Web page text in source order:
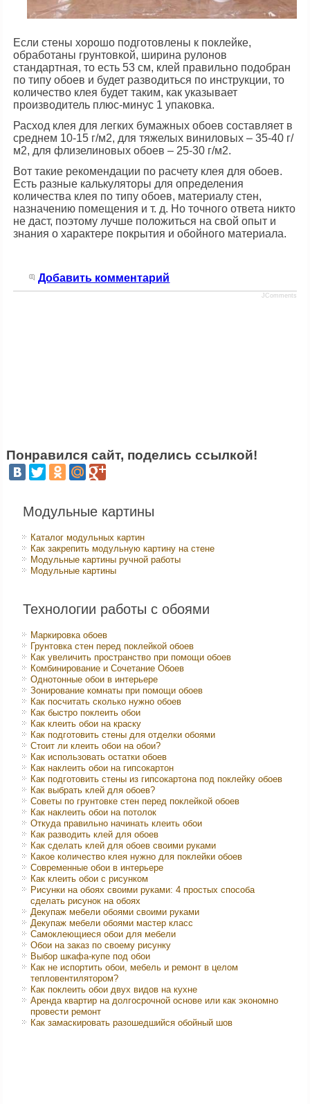
Если стены хорошо подготовлены к поклейке,
обработаны грунтовкой, ширина рулонов
стандартная, то есть 53 см, клей правильно подобран
по типу обоев и будет разводиться по инструкции, то
количество клея будет таким, как указывает
производитель плюс-минус 1 упаковка.
Расход клея для легких бумажных обоев составляет в
среднем 10-15 г/м2, для тяжелых виниловых – 35-40 г/
м2, для флизелиновых обоев – 25-30 г/м2.
Вот такие рекомендации по расчету клея для обоев.
Есть разные калькуляторы для определения
количества клея по типу обоев, материалу стен,
назначению помещения и т. д. Но точного ответа никто
не даст, поэтому лучше положиться на свой опыт и
знания о характере покрытия и обойного материала.
Добавить комментарий
JComments
Понравился сайт, поделись ссылкой!
Модульные картины
Каталог модульных картин
Как закрепить модульную картину на стене
Модульные картины ручной работы
Модульные картины
Технологии работы с обоями
Маркировка обоев
Грунтовка стен перед поклейкой обоев
Как увеличить пространство при помощи обоев
Комбинирование и Сочетание Обоев
Однотонные обои в интерьере
Зонирование комнаты при помощи обоев
Как посчитать сколько нужно обоев
Как быстро поклеить обои
Как клеить обои на краску
Как подготовить стены для отделки обоями
Стоит ли клеить обои на обои?
Как использовать остатки обоев
Как наклеить обои на гипсокартон
Как подготовить стены из гипсокартона под поклейку обоев
Как выбрать клей для обоев?
Советы по грунтовке стен перед поклейкой обоев
Как наклеить обои на потолок
Откуда правильно начинать клеить обои
Как разводить клей для обоев
Как сделать клей для обоев своими руками
Какое количество клея нужно для поклейки обоев
Современные обои в интерьере
Как клеить обои с рисунком
Рисунки на обоях своими руками: 4 простых способа
сделать рисунок на обоях
Декупаж мебели обоями своими руками
Декупаж мебели обоями мастер класс
Самоклеющиеся обои для мебели
Обои на заказ по своему рисунку
Выбор шкафа-купе под обои
Как не испортить обои, мебель и ремонт в целом
тепловентилятором?
Как поклеить обои двух видов на кухне
Аренда квартир на долгосрочной основе или как экономно
провести ремонт
Как замаскировать разошедшийся обойный шов